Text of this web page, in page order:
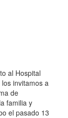
al Hospital
invitamos a
de
familia y
el pasado 13